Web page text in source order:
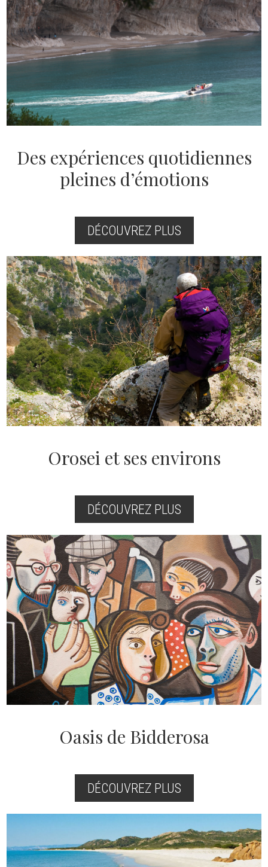
Des expériences quotidiennes
pleines d’émotions
DÉCOUVREZ PLUS
Orosei et ses environs
DÉCOUVREZ PLUS
Oasis de Bidderosa
DÉCOUVREZ PLUS